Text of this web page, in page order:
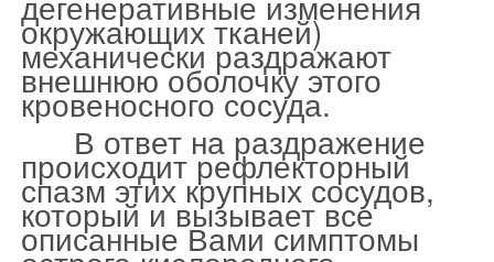
окружающих тканей)
механически раздражают
внешнюю оболочку этого
кровеносного сосуда.
В ответ на раздражение
происходит рефлекторный
спазм этих крупных сосудов,
который и вызывает все
описанные Вами симптомы